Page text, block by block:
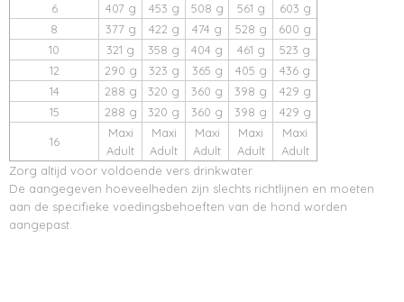
6
407 g 453 g 508 g 561 g
603 g
8
377 g 422 g 474 g 528 g
600 g
10
321 g 358 g 404 g 461 g
523 g
12
290 g 323 g 365 g 405 g
436 g
14
288 g 320 g 360 g 398 g
429 g
15
288 g 320 g 360 g 398 g 429 g
16
Maxi
Adult
Maxi
Adult
Maxi
Adult
Maxi
Adult
Maxi
Adult
Zorg altijd voor voldoende vers drinkwater.
De aangegeven hoeveelheden zijn slechts richtlijnen en moeten
aan de specifieke voedingsbehoeften van de hond worden
aangepast.